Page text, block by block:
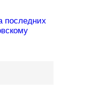
последних